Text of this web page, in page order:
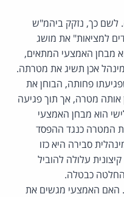
לשם כך, נזקק ביהמ"ש
למציאות" את מושג
מבחן האמצעי המתאים,
אכן תשיג את מטרתה.
פחותה, הבוחן את
אותה מטרה, אך תוך פגיעה
הוא מבחן האמצעי
המטרה כנגד ההפסד
סבירה היא כזו
עלולה להוביל
כבטלה.
האם האמצעי מגשים את